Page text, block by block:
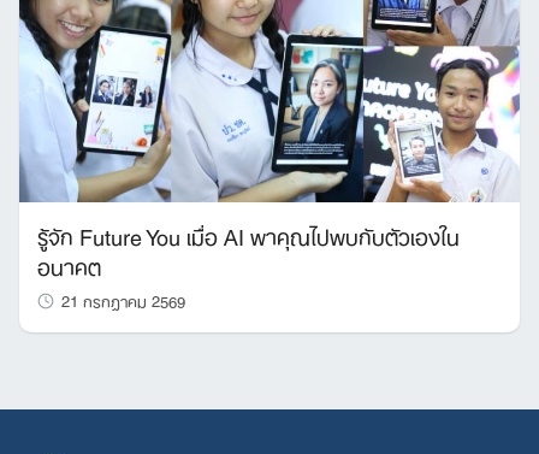
รู้จัก Future You เมื่อ AI พาคุณไปพบกับตัวเองใน
อนาคต
21 กรกฎาคม 2569